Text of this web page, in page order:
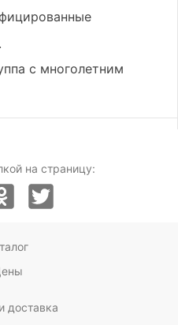
с многолетним
на страницу:
доставка